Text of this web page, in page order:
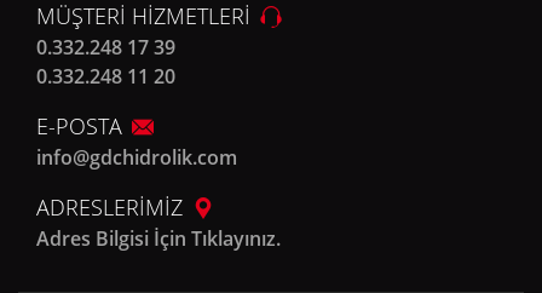
MÜŞTERİ HİZMETLERİ
0.332.248 17 39
0.332.248 11 20
E-POSTA
info@gdchidrolik.com
ADRESLERİMİZ
Adres Bilgisi İçin Tıklayınız.